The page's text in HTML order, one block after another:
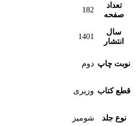
تعداد
صفحه
182
سال
انتشار
1401
نوبت چاپ دوم
قطع کتاب وزیری
نوع جلد شومیز